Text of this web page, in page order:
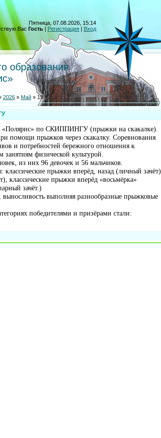
Пятница, 07.08.2026, 15:14
Вас Гость | Регистрация| Вход
образования
2026 » Май » 19
по СКИППИНГУ (прыжки на скакалке).
помощи прыжков через скакалку. Соревнования
и потребностей бережного отношения к
физической культурой.
из них 96 девочек и 56 мальчиков.
прыжки вперёд, назад (личный зачёт),
классические прыжки вперёд «восьмёрка»
зачёт.)
выполняя разнообразные прыжковые
победителями и призёрами стали: